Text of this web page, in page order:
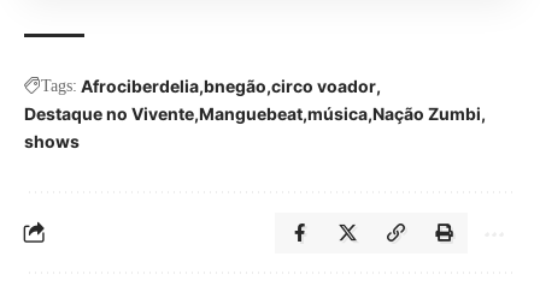
Tags: Afrociberdelia bnegão circo voador
Destaque no Vivente Manguebeat música Nação Zumbi
shows